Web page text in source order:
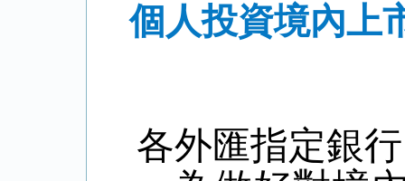
個人投資境內上
各外匯指定銀